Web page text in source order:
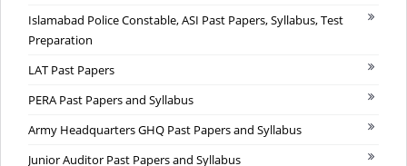
Islamabad Police Constable, ASI Past Papers, Syllabus, Test
Preparation
LAT Past Papers
PERA Past Papers and Syllabus
Army Headquarters GHQ Past Papers and Syllabus
Junior Auditor Past Papers and Syllabus